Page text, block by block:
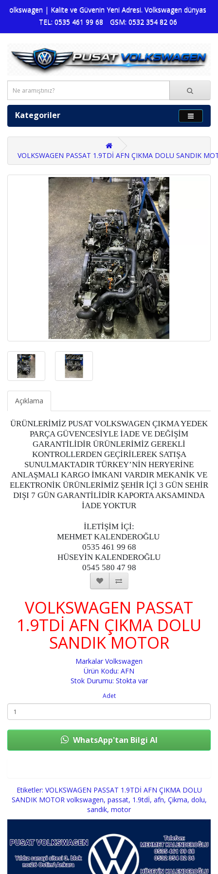
| Kalite ve Güvenin Yeni Adresi. Volkswagen dünyasına
TEL: 0535 461 99 68
GSM: 0532 354 82 06
Kategoriler
VOLKSWAGEN PASSAT 1.9TDİ AFN ÇIKMA DOLU SANDIK
Açıklama
ÜRÜNLERİMİZ PUSAT VOLKSWAGEN ÇIKMA YEDEK
PARÇA GÜVENCESİYLE İADE VE DEĞİŞİM
GARANTİLİDİR ÜRÜNLERİMİZ GEREKLİ
KONTROLLERDEN GEÇİRİLEREK SATIŞA
SUNULMAKTADIR TÜRKEY’NİN HERYERİNE
ANLAŞMALI KARGO İMKANI VARDIR MEKANİK VE
ELEKTRONİK ÜRÜNLERİMİZ ŞEHİR İÇİ 3 GÜN SEHİR
DIŞI 7 GÜN GARANTİLİDİR KAPORTA AKSAMINDA
İADE YOKTUR
İLETİŞİM İÇİ:
MEHMET KALENDEROĞLU
0535 461 99 68
HÜSEYİN KALENDEROĞLU
0545 580 47 98
VOLKSWAGEN PASSAT
1.9TDİ AFN ÇIKMA DOLU
SANDIK MOTOR
Markalar Volkswagen
Ürün Kodu: AFN
Stok Durumu: Stokta var
Adet
WhatsApp'tan Bilgi Al
Etiketler: VOLKSWAGEN PASSAT 1.9TDİ AFN ÇIKMA DOLU
SANDIK MOTOR volkswagen, passat, 1.9tdİ, afn, Çikma, dolu,
sandik, motor